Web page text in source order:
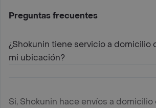
Preguntas frecuentes
¿Shokunin tiene servicio a domicilio
mi ubicación?
Si, Shokunin hace envíos a domicilio